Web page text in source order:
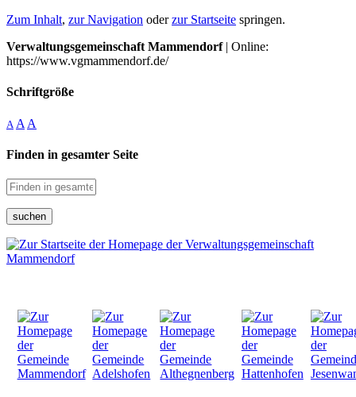
Zum Inhalt, zur Navigation oderzur Startseite springen.
Verwaltungsgemeinschaft Mammendorf| Online:
https://www.vgmammendorf.de/
Schriftgröße
A A A
Finden in gesamter Seite
suchen